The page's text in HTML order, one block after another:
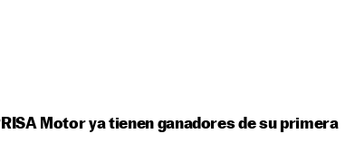
Motor ya tienen ganadores de su primera